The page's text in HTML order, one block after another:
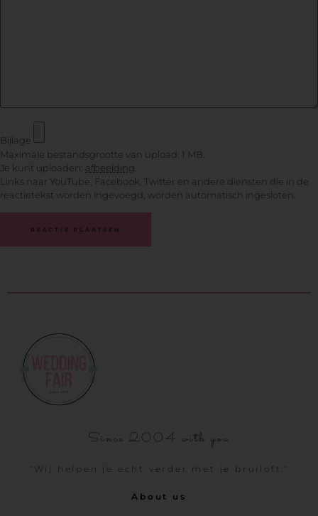
Bijlage
Maximale bestandsgrootte van upload: 1 MB.
Je kunt uploaden: afbeelding.
Links naar YouTube, Facebook, Twitter en andere diensten die in de
reactietekst worden ingevoegd, worden automatisch ingesloten.
Since 2004 with you
"Wij helpen je echt verder met je bruiloft."
About us